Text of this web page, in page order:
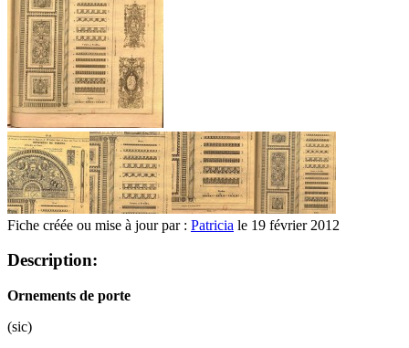
Fiche créée ou mise à jour par : Patricia le 19 février 2012
Description:
Ornements de porte
(sic)